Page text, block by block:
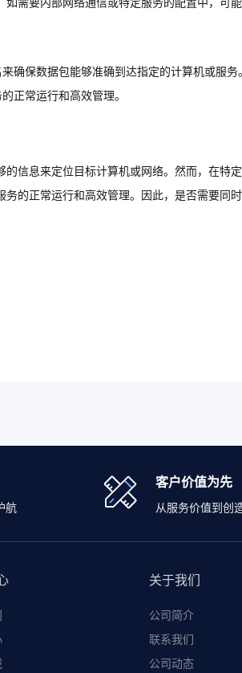
确保数据包能够准确到达指定的计算机或服务
正常运行和高效管理。
信息来定位目标计算机或网络。然而，在特
的正常运行和高效管理。因此，是否需要同
航
客户价值为先
从服务价值到创
关于我们
公司简介
联系我们
公司动态